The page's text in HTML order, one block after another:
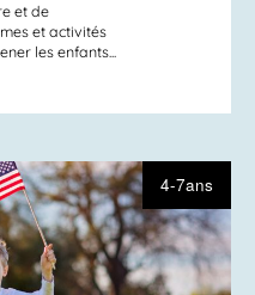
et de
et activités
les enfants...
4-7ans